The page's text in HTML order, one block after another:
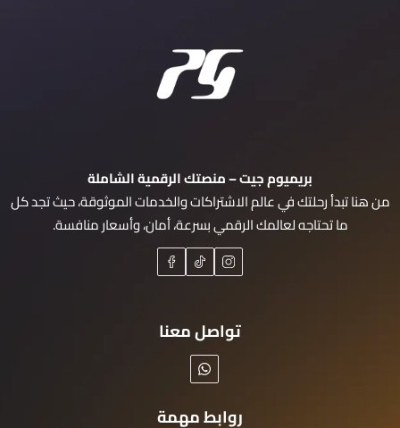
بريميوم جيت – منصتك الرقمية الشاملة
من هنا تبدأ رحلتك في عالم الاشتراكات والخدمات الموثوقة، حيث تجد كل
ما تحتاجه لعالمك الرقمي بسرعة، أمان، وأسعار منافسة.
تواصل معنا
روابط مهمة